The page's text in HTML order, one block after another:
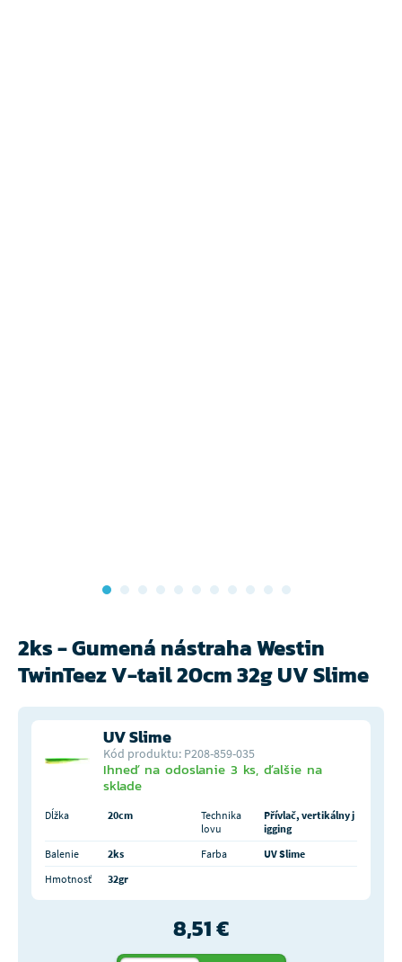
2ks - Gumená nástraha Westin
TwinTeez V-tail 20cm 32g UV Slime
UV Slime
Kód produktu: P208-859-035
Ihneď na odoslanie 3 ks, ďalšie na
sklade
Dĺžka 20cm
Technika
lovu
Přívlač, vertikálny j
igging
Balenie
2ks Farba
UV Slime
Hmotnosť
32gr
8,51 €